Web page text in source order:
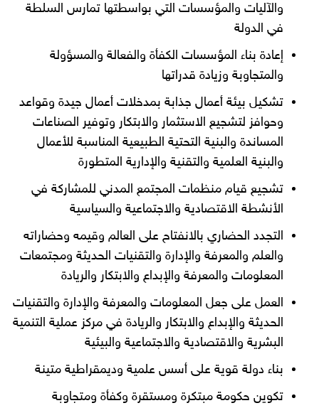
والآليات والمؤسسات التي بواسطتها تمارس السلطة
في الدولة
إعادة بناء المؤسسات الكفأة والفعالة والمسؤولة
والمتجاوبة وزيادة قدراتها
تشكيل بيئة أعمال جذابة بمدخلات أعمال جيدة وقواعد
وحوافز لتشجيع الاستثمار والابتكار وتوفير الصناعات
المساندة والبنية التحتية الطبيعية المناسبة للأعمال
والبنية العلمية والتقنية والإدارية المتطورة
تشجيع قيام منظمات المجتمع المدني للمشاركة في
الأنشطة الاقتصادية والاجتماعية والسياسية
التجدد الحضاري بالانفتاح على العالم وقيمه وحضاراته
والعلم والمعرفة والإدارة والتقنيات الحديثة ومجتمعات
المعلومات والمعرفة والإبداع والابتكار والريادة
العمل على جعل المعلومات والمعرفة والإدارة والتقنيات
الحديثة والإبداع والابتكار والريادة في مركز عملية التنمية
البشرية والاقتصادية والاجتماعية والبيئية
بناء دولة قوية على أسس علمية وديمقراطية متينة
تكوين حكومة مبتكرة ومستقرة وكفأة ومتجاوبة